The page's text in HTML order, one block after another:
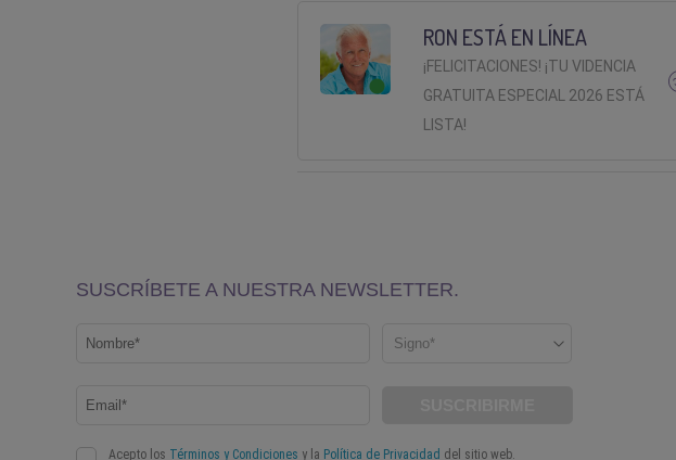
RON ESTÁ EN LÍNEA
¡FELICITACIONES! ¡TU VIDENCIA
GRATUITA ESPECIAL 2026 ESTÁ
LISTA!